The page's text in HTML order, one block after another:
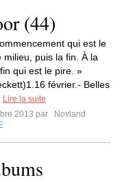
(44)
qui est le
milieu, puis la fin. À la
qui est le pire. »
février.- Belles
Lire la suite
2013 par
Novland